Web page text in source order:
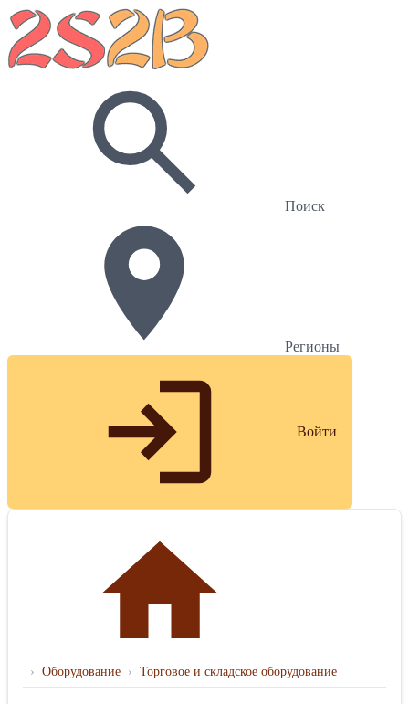
Поиск
Регионы
Войти
› Оборудование › Торговое и складское оборудование